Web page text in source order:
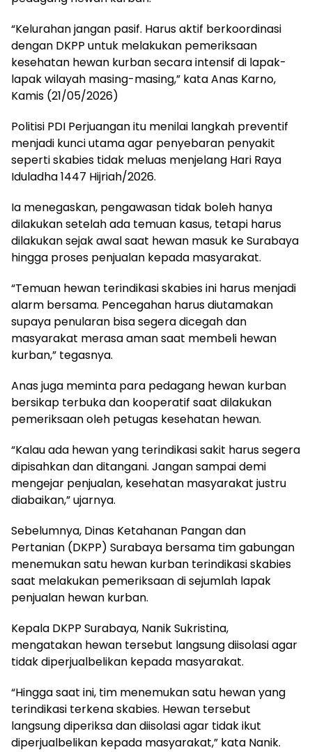
“Kelurahan jangan pasif. Harus aktif berkoordinasi
dengan DKPP untuk melakukan pemeriksaan
kesehatan hewan kurban secara intensif di lapak-
lapak wilayah masing-masing,” kata Anas Karno,
Kamis (21/05/2026)
Politisi PDI Perjuangan itu menilai langkah preventif
menjadi kunci utama agar penyebaran penyakit
seperti skabies tidak meluas menjelang Hari Raya
Iduladha 1447 Hijriah/2026.
Ia menegaskan, pengawasan tidak boleh hanya
dilakukan setelah ada temuan kasus, tetapi harus
dilakukan sejak awal saat hewan masuk ke Surabaya
hingga proses penjualan kepada masyarakat.
“Temuan hewan terindikasi skabies ini harus menjadi
alarm bersama. Pencegahan harus diutamakan
supaya penularan bisa segera dicegah dan
masyarakat merasa aman saat membeli hewan
kurban,” tegasnya.
Anas juga meminta para pedagang hewan kurban
bersikap terbuka dan kooperatif saat dilakukan
pemeriksaan oleh petugas kesehatan hewan.
“Kalau ada hewan yang terindikasi sakit harus segera
dipisahkan dan ditangani. Jangan sampai demi
mengejar penjualan, kesehatan masyarakat justru
diabaikan,” ujarnya.
Sebelumnya, Dinas Ketahanan Pangan dan
Pertanian (DKPP) Surabaya bersama tim gabungan
menemukan satu hewan kurban terindikasi skabies
saat melakukan pemeriksaan di sejumlah lapak
penjualan hewan kurban.
Kepala DKPP Surabaya, Nanik Sukristina,
mengatakan hewan tersebut langsung diisolasi agar
tidak diperjualbelikan kepada masyarakat.
“Hingga saat ini, tim menemukan satu hewan yang
terindikasi terkena skabies. Hewan tersebut
langsung diperiksa dan diisolasi agar tidak ikut
diperjualbelikan kepada masyarakat,” kata Nanik.